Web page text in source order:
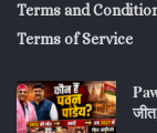
Terms and
Terms of Service